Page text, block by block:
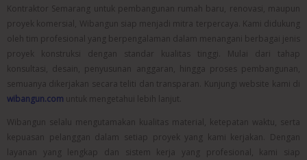
Kontraktor Semarang untuk pembangunan rumah baru, renovasi, maupun
proyek komersial, Wibangun siap menjadi mitra terpercaya. Kami didukung
oleh tim profesional yang berpengalaman dalam menangani berbagai jenis
proyek konstruksi dengan standar kualitas tinggi. Mulai dari tahap
konsultasi, desain, penyusunan anggaran, hingga proses pembangunan,
semuanya dikerjakan secara teliti dan transparan. Kunjungi website kami di
wibangun.com untuk mengetahui lebih lanjut.
Wibangun selalu mengutamakan kualitas material, ketepatan waktu, serta
kepuasan pelanggan dalam setiap proyek yang kami kerjakan. Dengan
layanan yang lengkap dan sistem kerja yang profesional, kami siap